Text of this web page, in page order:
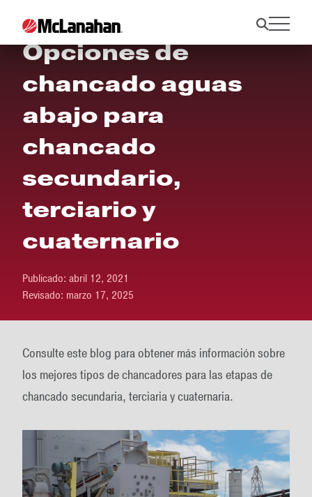
Opciones de
chancado aguas
abajo para
chancado
secundario,
terciario y
cuaternario
Publicado: abril 12, 2021
Revisado: marzo 17, 2025
Consulte este blog para obtener más información sobre
los mejores tipos de chancadores para las etapas de
chancado secundaria, terciaria y cuaternaria.